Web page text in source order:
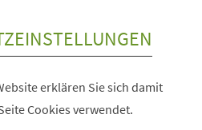
erklären Sie sich damit
Cookies verwendet.